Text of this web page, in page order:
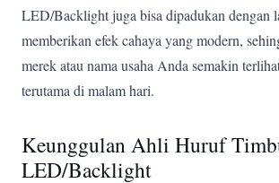
LED/Backlight juga bisa dipadukan dengan
memberikan efek cahaya yang modern,
merek atau nama usaha Anda semakin
terutama di malam hari.
Keunggulan Ahli Huruf
LED/Backlight